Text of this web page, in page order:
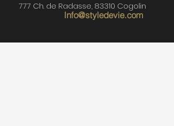
Info@styledevie.com
777 Ch. de Radasse, 83310 Cogolin